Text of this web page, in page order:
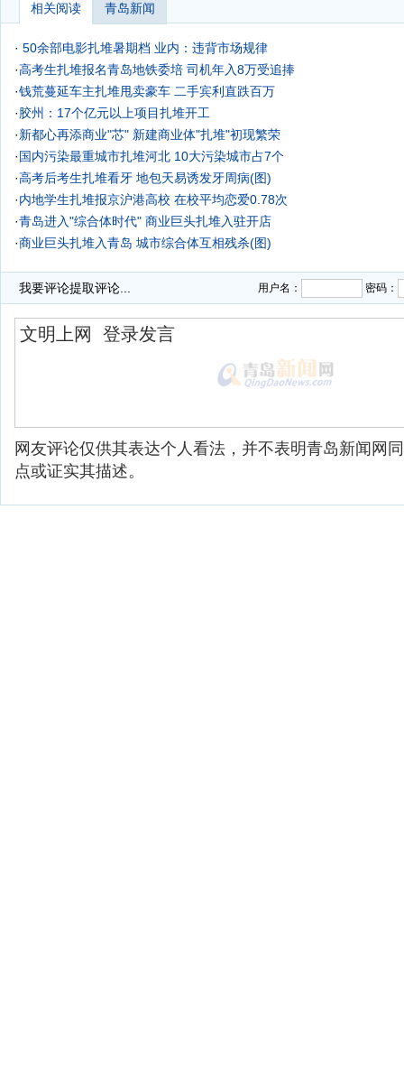
相关阅读 青岛新闻
· 50余部电影扎堆暑期档 业内：违背市场规律
·高考生扎堆报名青岛地铁委培 司机年入8万受追捧
·钱荒蔓延车主扎堆甩卖豪车 二手宾利直跌百万
·胶州：17个亿元以上项目扎堆开工
·新都心再添商业"芯" 新建商业体"扎堆"初现繁荣
·国内污染最重城市扎堆河北 10大污染城市占7个
·高考后考生扎堆看牙 地包天易诱发牙周病(图)
·内地学生扎堆报京沪港高校 在校平均恋爱0.78次
·青岛进入"综合体时代" 商业巨头扎堆入驻开店
·商业巨头扎堆入青岛 城市综合体互相残杀(图)
我要评论提取评论... 用户名： 密码：
网友评论仅供其表达个人看法，并不表明青岛新闻网
点或证实其描述。